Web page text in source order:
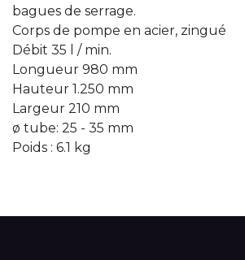
bagues de serrage.
Corps de pompe en acier, zingué
Débit 35 l / min.
Longueur 980 mm
Hauteur 1.250 mm
Largeur 210 mm
ø tube: 25 - 35 mm
Poids : 6.1 kg